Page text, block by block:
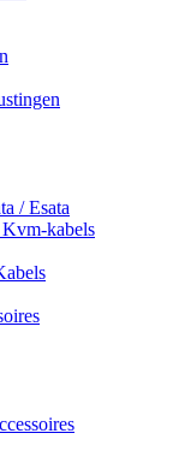
/ Esata
kabels